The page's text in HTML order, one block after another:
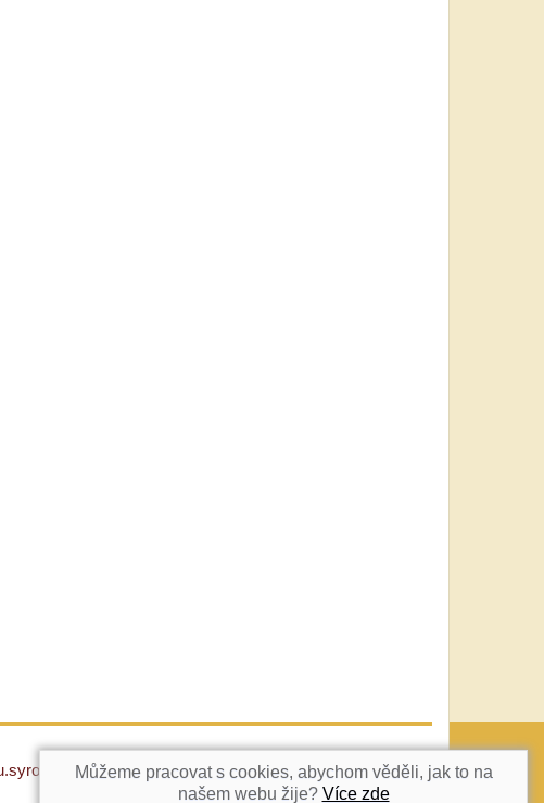
NAHORU
box.cz
Můžeme pracovat s cookies, abychom věděli, jak to na
našem webu žije? Více zde